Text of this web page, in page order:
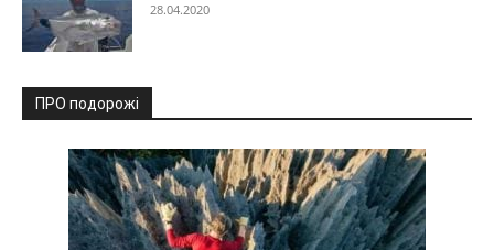
28.04.2020
ПРО подорожі